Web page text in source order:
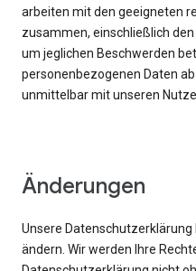
arbeiten mit den geeigneten
zusammen, einschließlich
um jeglichen Beschwerden
personenbezogenen Daten
unmittelbar mit unseren
Änderungen
Unsere
ändern. Wir werden Ihre